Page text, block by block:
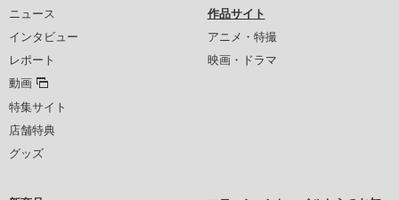
ニュース
インタビュー
レポート
動画
特集サイト
店舗特典
グッズ
作品サイト
アニメ・特撮
映画・ドラマ